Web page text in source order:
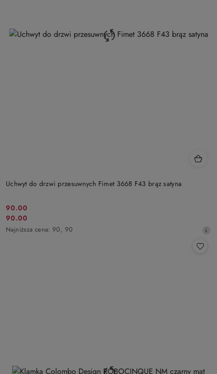
Uchwyt do drzwi przesuwnych Fimet 3668 F43 brąz satyna
Cena
promocyjna:
90.00
Cena
promocyjna:
90.00
Najniższa
Najniższa cena: 90, 90